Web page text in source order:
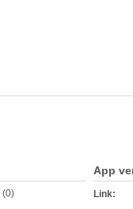
(0)
App
Link: